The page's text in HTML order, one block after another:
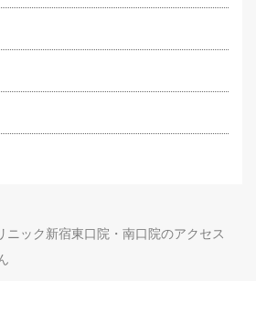
ニック新宿東口院・南口院のアクセス